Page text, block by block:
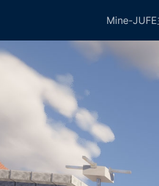
Mine-